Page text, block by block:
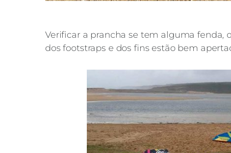
Verificar a prancha se tem alguma fenda,
dos footstraps e dos fins estão bem